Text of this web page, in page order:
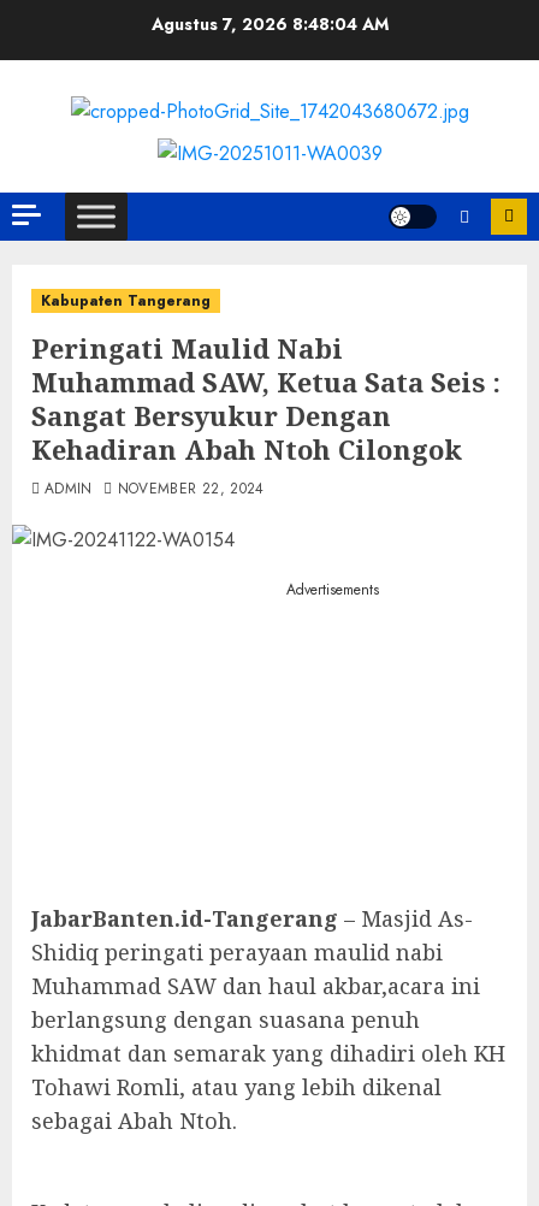
Agustus 7, 2026 8:48:05 AM
Kabupaten Tangerang
Peringati Maulid Nabi
Muhammad SAW, Ketua Sata Seis :
Sangat Bersyukur Dengan
Kehadiran Abah Ntoh Cilongok
ADMIN NOVEMBER 22, 2024
Advertisements
JabarBanten.id-Tangerang – Masjid As-
Shidiq peringati perayaan maulid nabi
Muhammad SAW dan haul akbar,acara ini
berlangsung dengan suasana penuh
khidmat dan semarak yang dihadiri oleh KH
Tohawi Romli, atau yang lebih dikenal
sebagai Abah Ntoh.